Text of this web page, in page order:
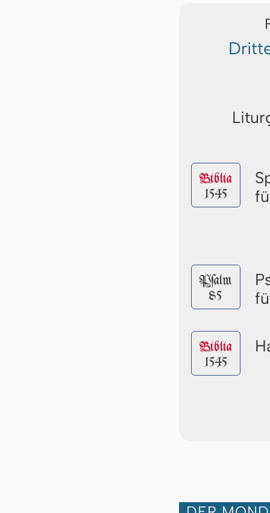
Biblia
1545
Pſalm
85
Biblia
1545